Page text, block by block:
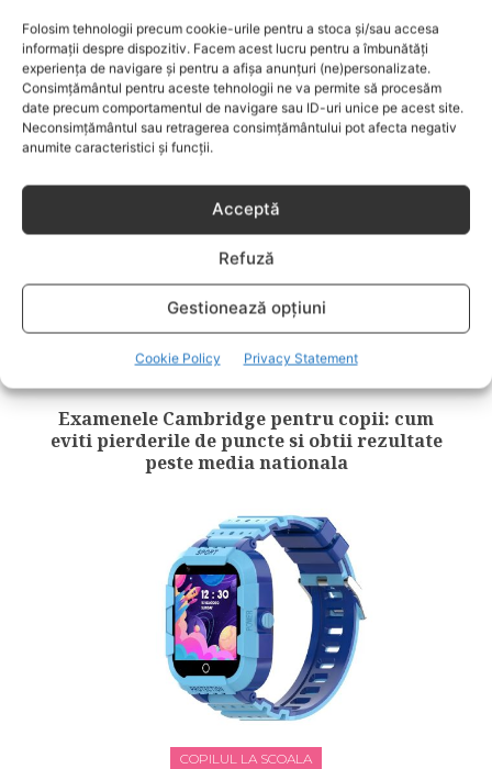
Folosim tehnologii precum cookie-urile pentru a stoca și/sau accesa
informații despre dispozitiv. Facem acest lucru pentru a îmbunătăți
experiența de navigare și pentru a afișa anunțuri (ne)personalizate.
Consimțământul pentru aceste tehnologii ne va permite să procesăm
date precum comportamentul de navigare sau ID-uri unice pe acest site.
Neconsimțământul sau retragerea consimțământului pot afecta negativ
anumite caracteristici și funcții.
Acceptă
Refuză
Gestionează opțiuni
Cookie Policy Privacy Statement
RELATED POSTS
Examenele Cambridge pentru copii: cum
eviti pierderile de puncte si obtii rezultate
peste media nationala
COPILUL LA SCOALA